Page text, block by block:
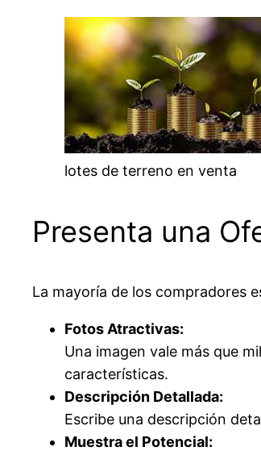
lotes de terreno en venta
Presenta una
La mayoría de los compradores
Fotos Atractivas:
Una imagen vale más que
características.
Descripción Detallada:
Escribe una descripción
Muestra el Potencial: